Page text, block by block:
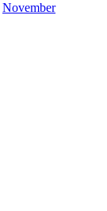
November